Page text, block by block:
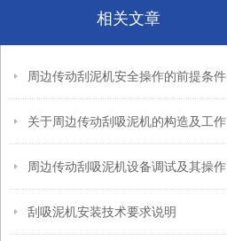
相关文章
周边传动刮泥机安全操作的前提条件
刮吸泥机安装技术要求说明